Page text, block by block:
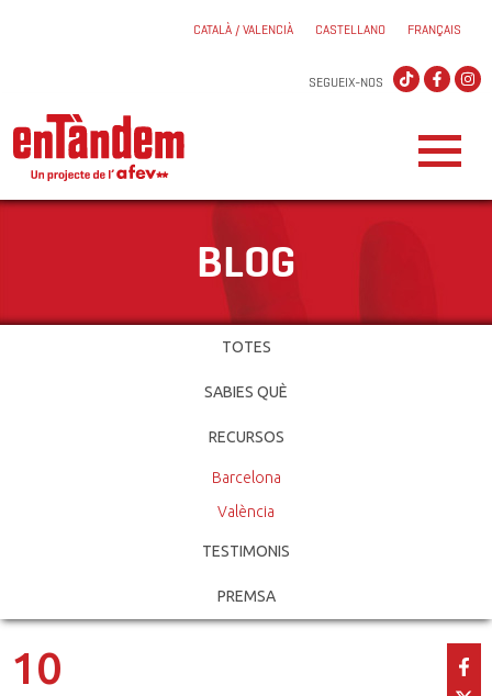
CATALÀ / VALENCIÀ CASTELLANO FRANÇAIS
SEGUEIX-NOS
BLOG
TOTES
SABIES QUÈ
RECURSOS
Barcelona
València
TESTIMONIS
PREMSA
10